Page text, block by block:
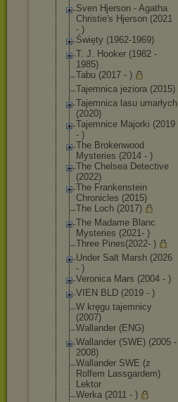
Sven Hjerson - Agatha
Christie's Hjerson (2021
- )
Święty (1962-1969)
T. J. Hooker (1982 -
1985)
Tabu (2017 - )
Tajemnica jeziora (2015)
Tajemnica lasu umarłych
(2020)
Tajemnice Majorki (2019
- )
The Brokenwood
Mysteries (2014 - )
The Chelsea Detective
(2022)
The Frankenstein
Chronicles (2015)
The Loch (2017)
The Madame Blanc
Mysteries (2021- )
Three Pines(2022- )
Under Salt Marsh (2026
- )
Veronica Mars (2004 - )
VIEN BLD (2019 - )
W kręgu tajemnicy
(2007)
Wallander (ENG)
Wallander (SWE) (2005 -
2008)
Wallander SWE (z
Rolfem Lassgardem)
Lektor
Werka (2011 - )